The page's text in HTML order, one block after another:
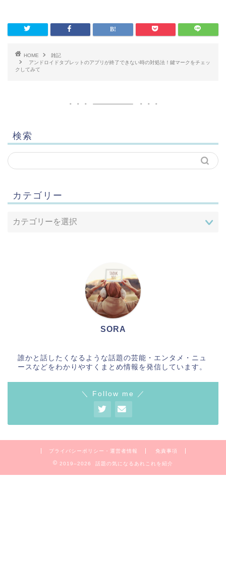
HOME
雑記
アンドロイドタブレットのアプリが終了できない時の対処法！鍵マークをチェッ
クしてみて
検索
カテゴリー
SORA
誰かと話したくなるような話題の芸能・エンタメ・ニュ
ースなどをわかりやすくまとめ情報を発信しています。
＼ Follow me ／
プライバシーポリシー・運営者情報 免責事項
2019–2026 話題の気になるあれこれを紹介